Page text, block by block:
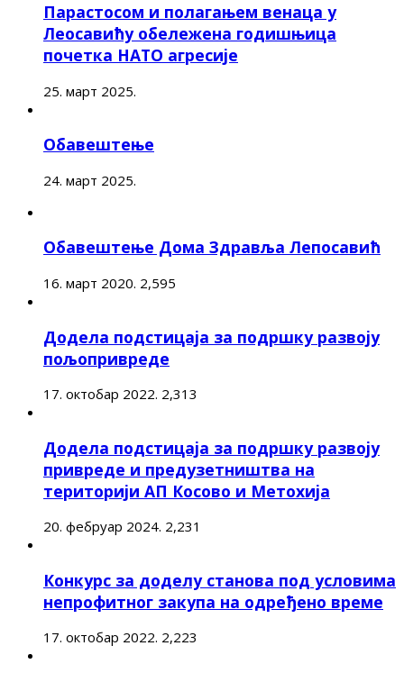
Парастосом и полагањем венаца у
Леосавићу обележена годишњица
почетка НАТО агресије
25. март 2025.
Обавештење
24. март 2025.
Обавештење Дома Здравља Лепосавић
16. март 2020. 2,595
Додела подстицаја за подршку развоју
пољопривреде
17. октобар 2022. 2,313
Додела подстицаја за подршку развоју
привреде и предузетништва на
територији АП Косово и Метохија
20. фебруар 2024. 2,231
Конкурс за доделу станова под условима
непрофитног закупа на одређено време
17. октобар 2022. 2,223